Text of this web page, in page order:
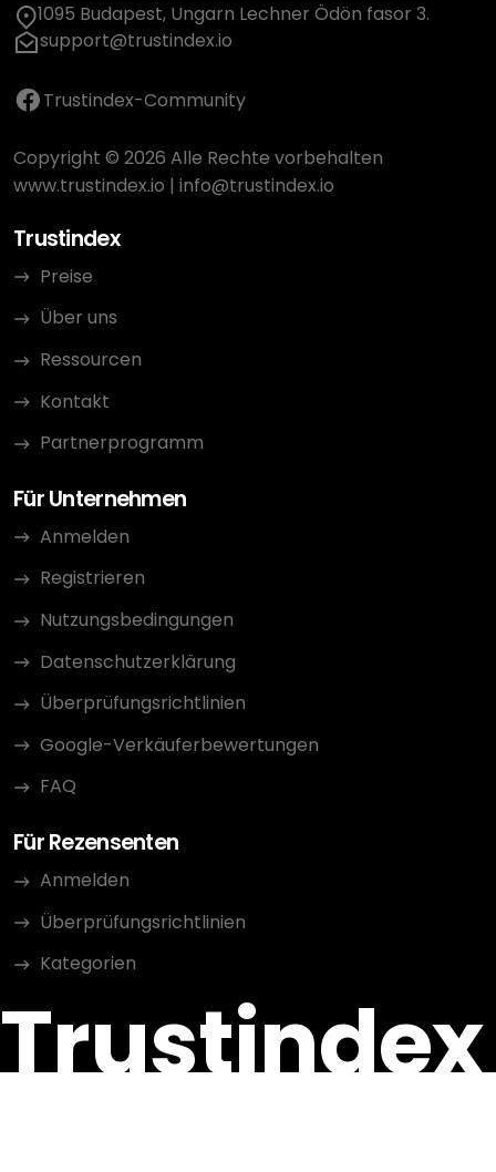
1095 Budapest, Ungarn Lechner Ödön fasor 3.
support@trustindex.io
Trustindex-Community
Copyright © 2026 Alle Rechte vorbehalten
www.trustindex.io | info@trustindex.io
Trustindex
Preise
Über uns
Ressourcen
Kontakt
Partnerprogramm
Für Unternehmen
Anmelden
Registrieren
Nutzungsbedingungen
Datenschutzerklärung
Überprüfungsrichtlinien
Google-Verkäuferbewertungen
FAQ
Für Rezensenten
Anmelden
Überprüfungsrichtlinien
Kategorien
Trustindex